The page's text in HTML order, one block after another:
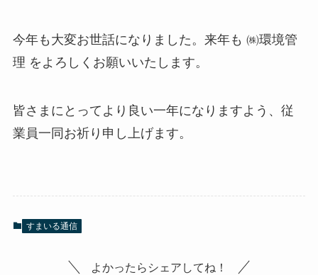
今年も大変お世話になりました。来年も ㈱環境管
理 をよろしくお願いいたします。
皆さまにとってより良い一年になりますよう、従
業員一同お祈り申し上げます。
すまいる通信
よかったらシェアしてね！